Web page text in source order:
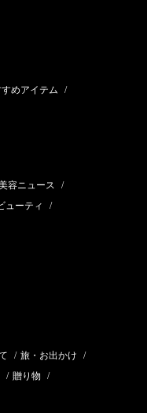
めアイテム /
容ニュース /
ューティ /
/ 旅・お出かけ /
/ 贈り物 /